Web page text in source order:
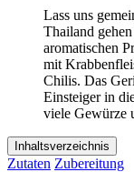
Lass uns
Thailand
aromatischen
mit
Chilis. Das
Einsteiger in
viele Gewürze
Inhaltsverzeichnis
Zutaten Zubereitung